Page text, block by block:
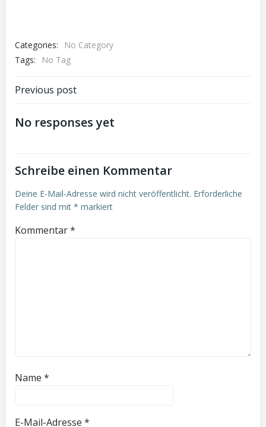
Categories:
No Category
Tags:
No Tag
Post
navigation
Previous post
No responses yet
Schreibe einen Kommentar
Deine E-Mail-Adresse wird nicht veröffentlicht. Erforderliche
Felder sind mit * markiert
Kommentar*
Name *
E-Mail-Adresse *